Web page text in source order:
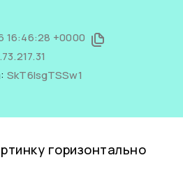
16:46:28 +0000
SkT6IsgTSSw1
горизонтально